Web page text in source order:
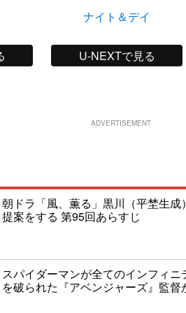
ナイト＆デイ
U-NEXTで見る
ADVERTISEMENT
朝ドラ「風、薫る」黒川（平埜生
提案をする 第95回あらすじ
スパイダーマンが全てのインフィ
を破られた『アベンジャーズ』監督